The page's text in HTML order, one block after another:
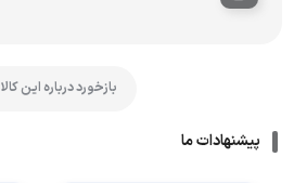
بازخورد درباره این کالا
پیشنهادات ما